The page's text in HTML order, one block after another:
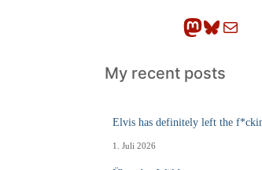
Mastodon Bluesky E-Mail
My recent posts
Elvis has definitely left the
1. Juli 2026